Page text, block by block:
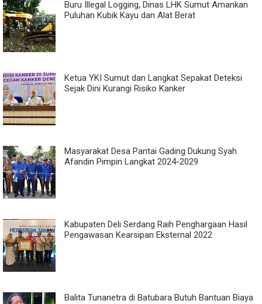
Buru Illegal Logging, Dinas LHK Sumut Amankan
Puluhan Kubik Kayu dan Alat Berat
Ketua YKI Sumut dan Langkat Sepakat Deteksi
Sejak Dini Kurangi Risiko Kanker
Masyarakat Desa Pantai Gading Dukung Syah
Afandin Pimpin Langkat 2024-2029
Kabupaten Deli Serdang Raih Penghargaan Hasil
Pengawasan Kearsipan Eksternal 2022
Balita Tunanetra di Batubara Butuh Bantuan Biaya